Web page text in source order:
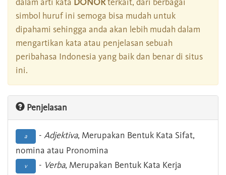
simbol huruf ini semoga bisa mudah untuk
dipahami sehingga anda akan lebih mudah dalam
mengartikan kata atau penjelasan sebuah
peribahasa Indonesia yang baik dan benar di situs
ini.
Penjelasan
a - Adjektiva, Merupakan Bentuk Kata Sifat,
nomina atau Pronomina
v - Verba, Merupakan Bentuk Kata Kerja